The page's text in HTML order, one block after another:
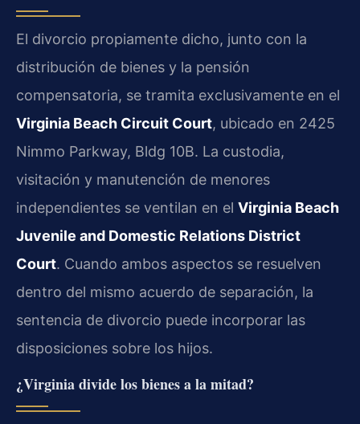
El divorcio propiamente dicho, junto con la
distribución de bienes y la pensión
compensatoria, se tramita exclusivamente en el
Virginia Beach Circuit Court, ubicado en 2425
Nimmo Parkway, Bldg 10B. La custodia,
visitación y manutención de menores
independientes se ventilan en el Virginia Beach
Juvenile and Domestic Relations District
Court. Cuando ambos aspectos se resuelven
dentro del mismo acuerdo de separación, la
sentencia de divorcio puede incorporar las
disposiciones sobre los hijos.
¿Virginia divide los bienes a la mitad?